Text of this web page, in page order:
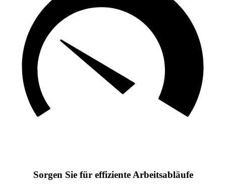
Sorgen Sie für effiziente Arbeitsabläufe